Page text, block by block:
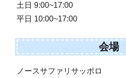
土日 9:00~17:00
平日 10:00~17:00
会場
ノースサファリサッポロ